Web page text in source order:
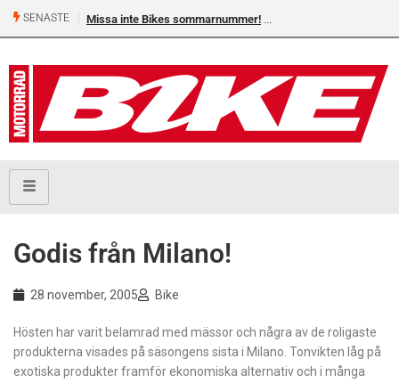
SENASTE Missa inte Bikes sommarnummer!
Godis från Milano!
28 november, 2005 Bike
Hösten har varit belamrad med mässor och några av de roligaste
produkterna visades på säsongens sista i Milano. Tonvikten låg på
exotiska produkter framför ekonomiska alternativ och i många